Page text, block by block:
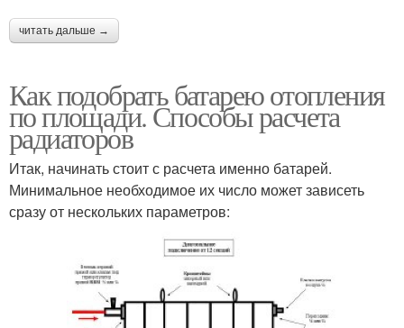
читать дальше →
Как подобрать батарею отопления
по площади. Способы расчета
радиаторов
Итак, начинать стоит с расчета именно батарей.
Минимальное необходимое их число может зависеть
сразу от нескольких параметров: